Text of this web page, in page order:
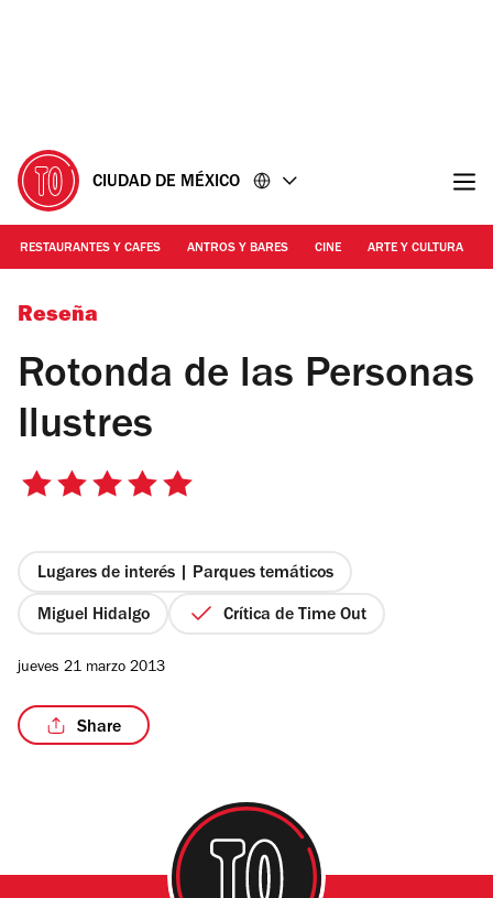
CIUDAD DE MÉXICO
RESTAURANTES Y CAFES ANTROS Y BARES CINE ARTE Y CULTURA
Foto: Erika Miranda
Reseña
Rotonda de las Personas
Ilustres
5
estrellas
Lugares de interés | Parques temáticos
Miguel Hidalgo Crítica de Time Out
jueves 21 marzo 2013
Share